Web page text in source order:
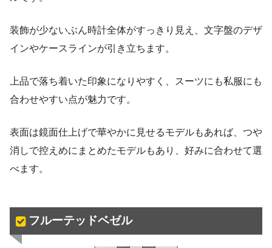
装飾が少ないぶん時計全体がすっきり見え、文字盤のデザ
インやケースラインが引き立ちます。
上品で落ち着いた印象になりやすく、スーツにも私服にも
合わせやすい点が魅力です。
表面は鏡面仕上げで華やかに見せるモデルもあれば、つや
消しで控えめにまとめたモデルもあり、好みに合わせて選
べます。
フルーテッドベゼル